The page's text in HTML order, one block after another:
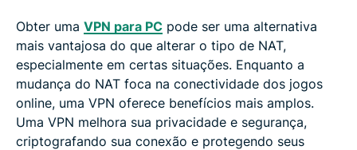
Obter uma VPN para PC pode ser uma alternativa
mais vantajosa do que alterar o tipo de NAT,
especialmente em certas situações. Enquanto a
mudança do NAT foca na conectividade dos jogos
online, uma VPN oferece benefícios mais amplos.
Uma VPN melhora sua privacidade e segurança,
criptografando sua conexão e protegendo seus